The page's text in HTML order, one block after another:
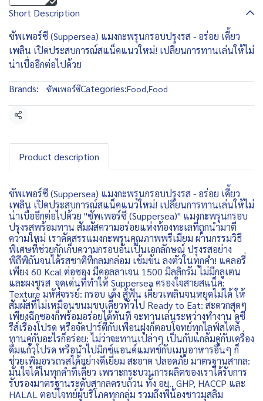
Short Description
ซัพเพอร์ซี (Suppersea) แมงกะพรุนกรอบปรุงรส - อร่อย เคี้ยว
เพลิน เปิดประสบการณ์สแน็คแนวใหม่! เปลี่ยนการทานเล่นให้ไม่
น่าเบื่ออีกต่อไปด้วย
Brands:
ซัพเพอร์ซีCategories:Food,Food
Share
Product description
ซัพเพอร์ซี (Suppersea) แมงกะพรุนกรอบปรุงรส - อร่อย เคี้ยว
เพลิน เปิดประสบการณ์สแน็คแนวใหม่! เปลี่ยนการทานเล่นให้ไม่
น่าเบื่ออีกต่อไปด้วย "ซัพเพอร์ซี (Suppersea)" แมงกะพรุนกรอบ
ปรุงรสพร้อมทาน สัมผัสความอร่อยแห่งท้องทะเลที่ถูกนำมาตี
ความใหม่ เราคัดสรรแมงกะพรุนคุณภาพพรีเมียม ผ่านกรรมวิธี
พิเศษที่ช่วยกักเก็บความกรอบอันเป็นเอกลักษณ์ ปรุงรสอย่าง
พิถีพิถันจนได้รสชาติที่กลมกล่อม เข้มข้น ลงตัวในทุกคำ! แคลอรี่
เพียง 60 Kcal ต่อซอง มีคอลลาเจน 1500 มิลลิกรัม ไม่มีกลูเตน
และผงชูรส จุดเด่นที่ทำให้ Suppersea ครองใจสายสแน็ค:
Texture มหัศจรรย์: กรอบ เด้ง สู้ฟัน เคี้ยวเพลินจนหยุดไม่ได้ ให้
สัมผัสที่ไม่เหมือนขนมขบเคี้ยวทั่วไป Ready to Eat: สะดวกสุดๆ
เพียงฉีกซองก็พร้อมอร่อยได้ทันที จะทานเล่นระหว่างทำงาน ดูซี
รีส์เรื่องโปรด หรือจัดปาร์ตี้กับเพื่อนฝูงก็ตอบโจทย์ทุกไลฟ์สไตล์
ทานคู่กับอะไรก็อร่อย: ไม่ว่าจะทานเปล่าๆ เป็นกับแกล้มคู่กับเครื่อง
ดื่มแก้วโปรด หรือนำไปมิกซ์แอนด์แมทช์กับเมนูอาหารอื่นๆ ก็
ช่วยเพิ่มอรรถรสได้อย่างดีเยี่ยม สะอาด ปลอดภัย มาตรฐานสากล:
มั่นใจได้ในทุกคำที่เคี้ยว เพราะกระบวนการผลิตของเราได้รับการ
รับรองมาตรฐานระดับสากลครบถ้วน ทั้ง อย., GHP, HACCP และ
HALAL ตอบโจทย์ผู้บริโภคทุกกลุ่ม รวมถึงพี่น้องชาวมุสลิม